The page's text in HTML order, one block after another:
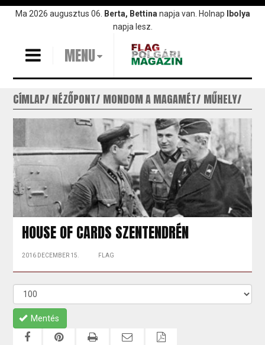
UgrásMa 2026 augusztus 06. Berta, Bettina napja van. Holnap
Ibolya
napja lesz.
MENU
CÍMLAP NÉZŐPONT MONDOM A MAGAMÉT MŰHELY
HOUSE OF CARDS SZENTENDRÉN
2016 DECEMBER 15. FLAG
Mentés